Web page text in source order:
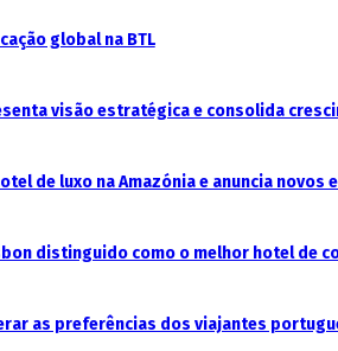
global na BTL
visão estratégica e consolida
de luxo na Amazónia e anuncia
distinguido como o melhor hotel de
as preferências dos viajantes